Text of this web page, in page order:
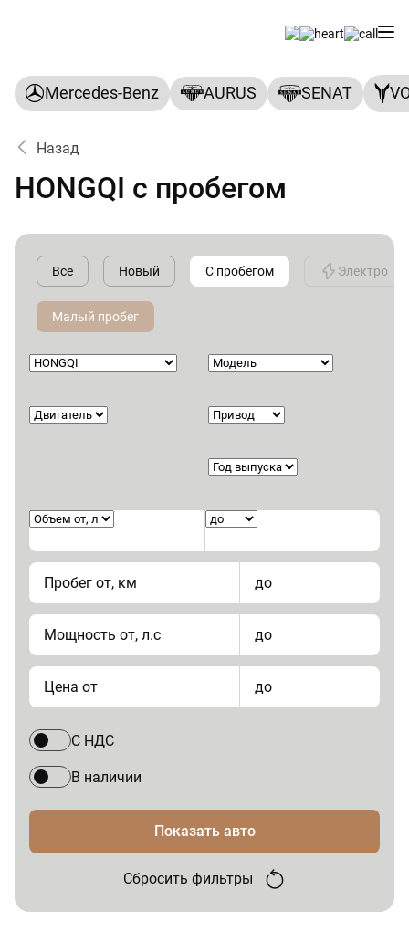
Mercedes-Benz AURUS SENAT
Назад
HONGQI с пробегом
Все Новый С пробегом Электро
Малый пробег
Пробег от, км до
Мощность от, л.с до
Цена от до
С НДС
В наличии
Показать авто
Сбросить фильтры